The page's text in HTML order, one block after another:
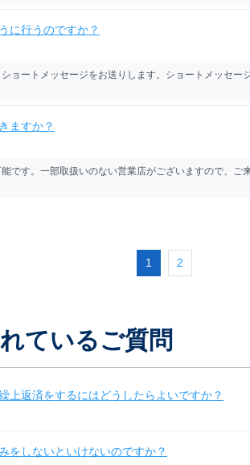
に行うのですか？
ョートメッセージをお送りします。ショートメッセ
ますか？
です。一部取扱いのない営業店がございますので、
1 2
ているご質問
上返済をするにはどうしたらよいですか？
をしないといけないのですか？